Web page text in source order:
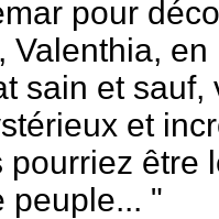
pour
Valenthia, en
sain et sauf,
et
pourriez être
peuple... "